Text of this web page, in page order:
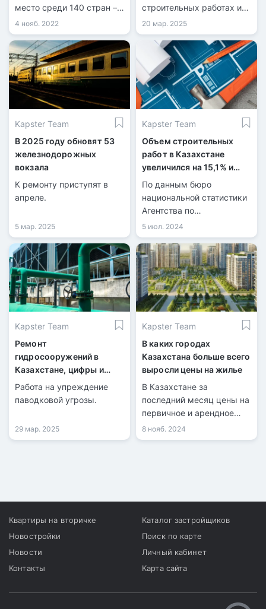
место среди 140 стран –
сенаторы.
4 нояб. 2022
строительных работах и
вводе объектов в
эксплуатацию за январь-
февраль 2025 года.
20 мар. 2025
Kapster Team
В 2025 году обновят 53
железнодорожных
вокзала
К ремонту приступят в
апреле.
5 мар. 2025
Kapster Team
Объем строительных
работ в Казахстане
увеличился на 15,1% и
достиг 7,6 триллиона
По данным бюро
национальной статистики
Агентства по
стратегическому
планированию и
реформам РК в 2023 году
объём строительных
работ составил 7,6128
триллиона тенге и по
сравнению с 2022 годом
увеличился на 15,1%.
5 июл. 2024
Kapster Team
Ремонт
гидросооружений в
Казахстане, цифры и
регионы
Работа на упреждение
паводковой угрозы.
29 мар. 2025
Kapster Team
В каких городах
Казахстана больше всего
выросли цены на жилье
В Казахстане за
последний месяц цены на
первичное и арендное
жилье выросли на 0,6%,
тогда как стоимость
8 нояб. 2024
Квартиры на вторичке
Новостройки
Новости
Контакты
Каталог застройщиков
Поиск по карте
Личный кабинет
Карта сайта